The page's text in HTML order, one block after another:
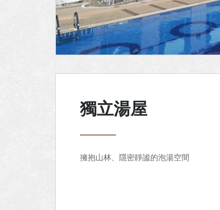
獨立湯屋
擁抱山林、隱密靜謐的泡湯空間